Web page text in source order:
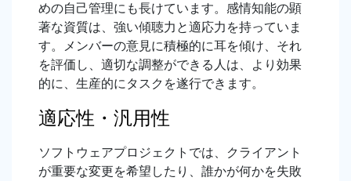
めの自己管理にも長けています。感情知能の顕
著な資質は、強い傾聴力と適応力を持っていま
す。メンバーの意見に積極的に耳を傾け、それ
を評価し、適切な調整ができる人は、より効果
的に、生産的にタスクを遂行できます。
適応性・汎用性
ソフトウェアプロジェクトでは、クライアント
が重要な変更を希望したり、誰かが何かを失敗